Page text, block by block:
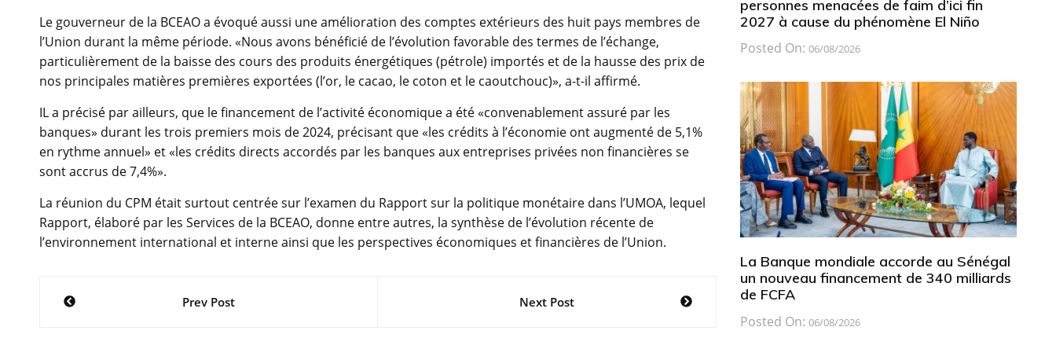
Le gouverneur de la BCEAO a évoqué aussi une amélioration des comptes extérieurs des huit pays membres de
l’Union durant la même période. «Nous avons bénéficié de l’évolution favorable des termes de l’échange,
particulièrement de la baisse des cours des produits énergétiques (pétrole) importés et de la hausse des prix de
nos principales matières premières exportées (l’or, le cacao, le coton et le caoutchouc)», a-t-il affirmé.
IL a précisé par ailleurs, que le financement de l’activité économique a été «convenablement assuré par les
banques» durant les trois premiers mois de 2024, précisant que «les crédits à l’économie ont augmenté de 5,1%
en rythme annuel» et «les crédits directs accordés par les banques aux entreprises privées non financières se
sont accrus de 7,4%».
La réunion du CPM était surtout centrée sur l’examen du Rapport sur la politique monétaire dans l’UMOA, lequel
Rapport, élaboré par les Services de la BCEAO, donne entre autres, la synthèse de l’évolution récente de
l’environnement international et interne ainsi que les perspectives économiques et financières de l’Union.
NavigationPrev Post Next Post
personnes menacées de faim d’ici fin
2027 à cause du phénomène El Niño
Posted On: 06/08/2026
La Banque mondiale accorde au Sénégal
un nouveau financement de 340 milliards
de FCFA
Posted On: 06/08/2026